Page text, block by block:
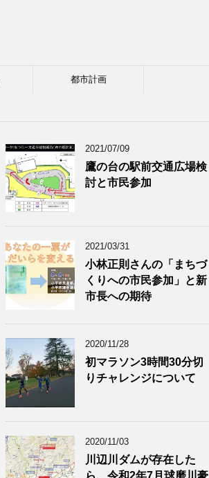
都市計画
2021/07/09
鷹の台の駅前交通広場検
討と市民参加
2021/03/31
小林正則さんの「まちづ
くりへの市民参加」と新
市長への期待
2020/11/28
初マラソン3時間30分切
りチャレンジについて
2020/11/03
川辺川ダムが存在した
ら、令和2年7月球磨川豪